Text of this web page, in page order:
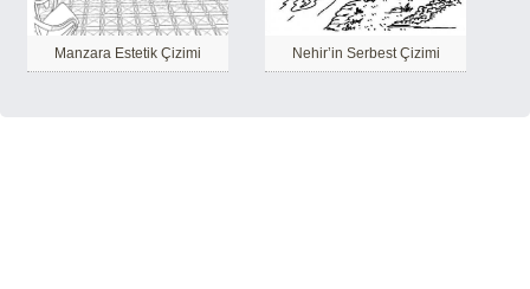
Manzara Estetik Çizimi Nehir’in Serbest Çizimi